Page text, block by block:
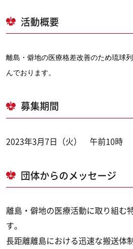
活動概要
離島・僻地の医療格差改善のため琉球
んでおります。
募集期間
2023年3月7日（火） 午前10時
団体からのメッセージ
離島・僻地の医療活動に取り組む
す。
長距離離島における迅速な搬送体